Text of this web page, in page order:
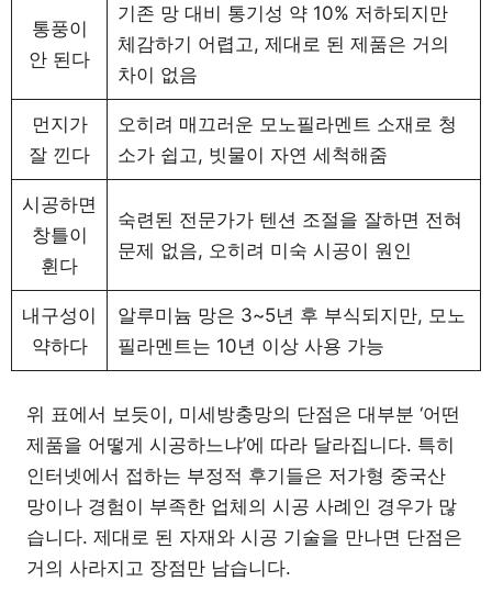
통풍이
안 된다
기존 망 대비 통기성 약 10% 저하되지만
체감하기 어렵고, 제대로 된 제품은 거의
차이 없음
먼지가
잘 낀다
오히려 매끄러운 모노필라멘트 소재로 청
소가 쉽고, 빗물이 자연 세척해줌
시공하면
창틀이
휜다
숙련된 전문가가 텐션 조절을 잘하면 전혀
문제 없음, 오히려 미숙 시공이 원인
내구성이
약하다
알루미늄 망은 3~5년 후 부식되지만, 모노
필라멘트는 10년 이상 사용 가능
위 표에서 보듯이, 미세방충망의 단점은 대부분 ‘어떤
제품을 어떻게 시공하느냐’에 따라 달라집니다. 특히
인터넷에서 접하는 부정적 후기들은 저가형 중국산
망이나 경험이 부족한 업체의 시공 사례인 경우가 많
습니다. 제대로 된 자재와 시공 기술을 만나면 단점은
거의 사라지고 장점만 남습니다.